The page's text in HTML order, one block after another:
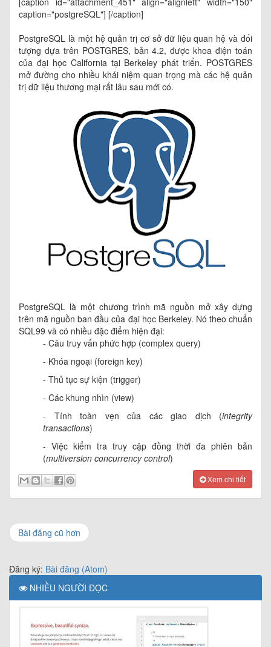
caption="postgreSQL"] [/caption]
PostgreSQL là một hệ quản trị cơ sở dữ liệu quan hệ và đối
tượng dựa trên POSTGRES, bản 4.2, được khoa điện toán
của đại học California tại Berkeley phát triển. POSTGRES
mở đường cho nhiều khái niệm quan trọng mà các hệ quản
trị dữ liệu thương mại rất lâu sau mới có.
PostgreSQL là một chương trình mã nguồn mở xây dựng
trên mã nguồn ban đầu của đại học Berkeley. Nó theo chuẩn
SQL99 và có nhiều đặc điểm hiện đại:
- Câu truy vấn phức hợp (complex query)
- Khóa ngoại (foreign key)
- Thủ tục sự kiện (trigger)
- Các khung nhìn (view)
- Tính toàn vẹn của các giao dịch (integrity
transactions)
- Việc kiểm tra truy cập đồng thời đa phiên bản
(multiversion concurrency control)
Xem chi tiết
Bài đăng cũ hơn
Đăng ký: Bài đăng (Atom)
NHIỀU NGƯỜI ĐỌC